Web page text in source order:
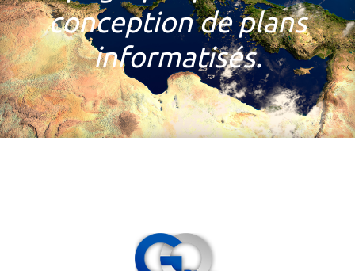
conception de plans
informatisés.